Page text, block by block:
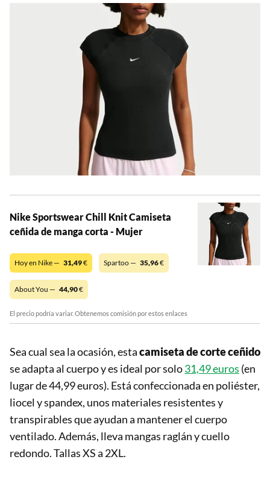
Nike Sportswear Chill Knit Camiseta
ceñida de manga corta - Mujer
Hoy en Nike — 31,49€ Spartoo — 35,96€
About You — 44,90€
El precio podría variar. Obtenemos comisión por estos enlaces
Sea cual sea la ocasión, estacamiseta de corte ceñido
se adapta al cuerpo y es ideal por solo31,49 euros (en
lugar de 44,99 euros). Está confeccionada en poliéster,
liocel y spandex, unos materiales resistentes y
transpirables que ayudan a mantener el cuerpo
ventilado. Además, lleva mangas raglán y cuello
redondo. Tallas XS a 2XL.